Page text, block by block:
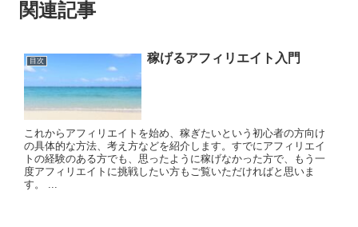
関連記事
目次 稼げるアフィリエイト入門
これからアフィリエイトを始め、稼ぎたいという初心者の方向け
の具体的な方法、考え方などを紹介します。すでにアフィリエイ
トの経験のある方でも、思ったように稼げなかった方で、もう一
度アフィリエイトに挑戦したい方もご覧いただければと思いま
す。 ...